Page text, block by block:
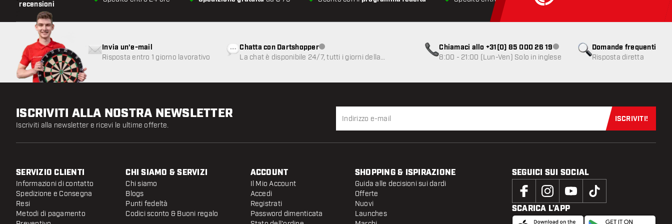
recensioni
Domande frequenti
Risposta diretta
Invia un'e-mail
Risposta entro 1 giorno lavorativo
Chatta con DartshopperServizio clienti non disponibile
La chat è disponibile 24/7, tutti i giorni della
Chiamaci allo +31(0) 85 000 26 19Servizio clienti non disponibile
8:00 - 21:00 (Lun-Ven) Solo in inglese
ISCRIVITI ALLA NOSTRA NEWSLETTER
Iscriviti alla newsletter e ricevi le ultime offerte.
Iscriviti
ISCRIVITI!
SERVIZIO CLIENTI
Informazioni di contatto
Spedizione e Consegna
Resi
Metodi di pagamento
CHI SIAMO & SERVIZI
Chi siamo
Blogs
Punti fedeltà
Codici sconto & Buoni regalo
ACCOUNT
Il Mio Account
Accedi
Registrati
Password dimenticata
SHOPPING & ISPIRAZIONE
Guida alle decisioni sui dardi
Offerte
Nuovi
Launches
SEGUICI SUI SOCIAL
SCARICA L’APP